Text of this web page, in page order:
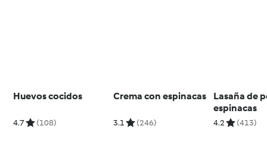
Huevos cocidos
4.7 (108)
Crema con espinacas
3.1 (246)
Lasaña de
espinacas
4.2 (413)